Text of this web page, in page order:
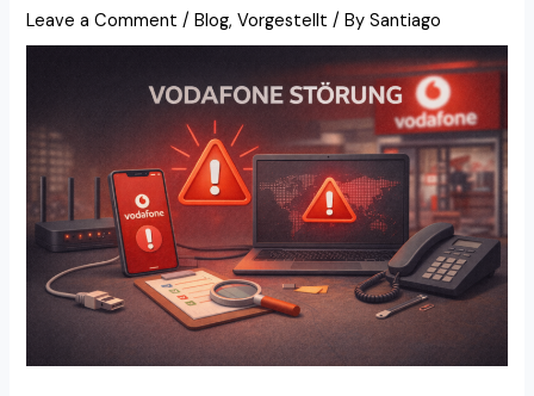
Leave a Comment /Blog,Vorgestellt / BySantiago